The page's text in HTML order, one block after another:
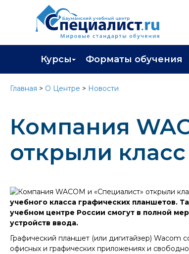
Курсы
Каталог курсов
Профессиональная переподготовка
Программа лояльности
Форматы обучения
Главная > О Центре > Новости
Компания
открыли
учебного класса графических планшетов.
учебном центре России смогут в полной
устройств ввода.
Графический планшет (или дигитайзер) Wacom
офисных и графических приложениях и